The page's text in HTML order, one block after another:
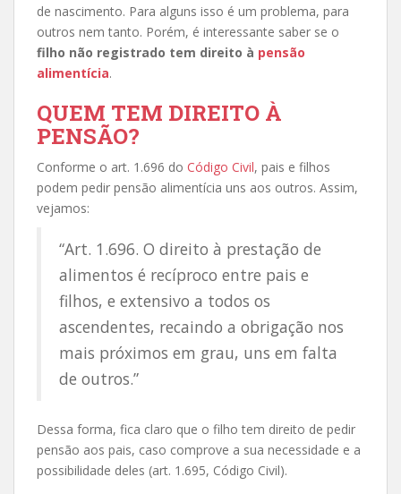
de nascimento. Para alguns isso é um problema, para
outros nem tanto. Porém, é interessante saber se o
filho não registrado tem direito à pensão
alimentícia.
QUEM TEM DIREITO À
PENSÃO?
Conforme o art. 1.696 do Código Civil, pais e filhos
podem pedir pensão alimentícia uns aos outros. Assim,
vejamos:
“Art. 1.696. O direito à prestação de
alimentos é recíproco entre pais e
filhos, e extensivo a todos os
ascendentes, recaindo a obrigação nos
mais próximos em grau, uns em falta
de outros.”
Dessa forma, fica claro que o filho tem direito de pedir
pensão aos pais, caso comprove a sua necessidade e a
possibilidade deles (art. 1.695, Código Civil).